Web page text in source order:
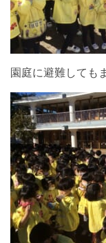
園庭に避難しても